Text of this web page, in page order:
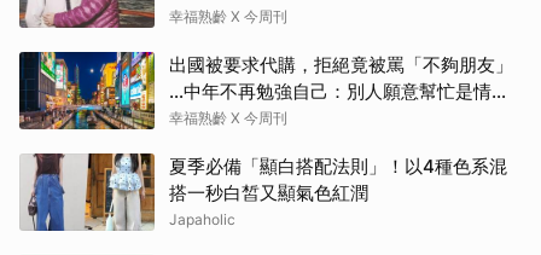
生活演員！
幸福熟齡 X 今周刊
出國被要求代購，拒絕竟被罵「不夠朋友」
…中年不再勉強自己：別人願意幫忙是情
分，不是本分
幸福熟齡 X 今周刊
夏季必備「顯白搭配法則」！以4種色系混
搭一秒白皙又顯氣色紅潤
Japaholic